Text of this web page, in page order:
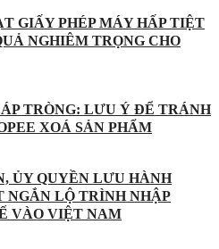
GIẤY PHÉP MÁY HẤP TIỆT
NGHIÊM TRỌNG CHO
TRÒNG: LƯU Ý ĐỂ TRÁNH
XOÁ SẢN PHẨM
ỦY QUYỀN LƯU HÀNH
NGẮN LỘ TRÌNH NHẬP
VÀO VIỆT NAM